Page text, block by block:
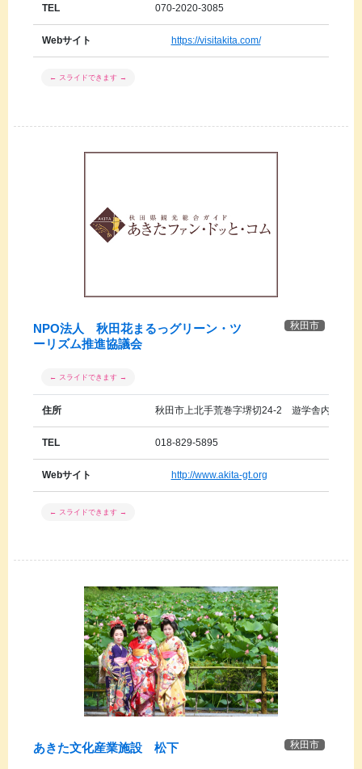
TEL 070-2020-3085
Webサイト https://visitakita.com/
秋田市
NPO法人 秋田花まるっグリーン・ツ
ーリズム推進協議会
住所 秋田市上北手荒巻字堺切24-2 遊学舎内
TEL 018-829-5895
Webサイト http://www.akita-gt.org
秋田市
あきた文化産業施設 松下